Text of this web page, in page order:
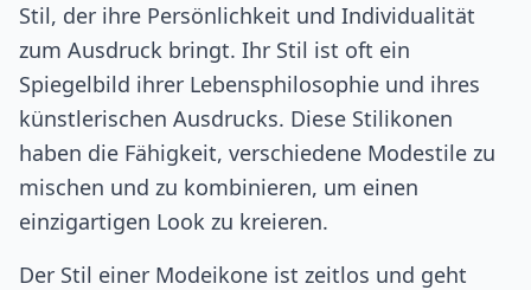
Stil, der ihre Persönlichkeit und Individualität
zum Ausdruck bringt. Ihr Stil ist oft ein
Spiegelbild ihrer Lebensphilosophie und ihres
künstlerischen Ausdrucks. Diese Stilikonen
haben die Fähigkeit, verschiedene Modestile zu
mischen und zu kombinieren, um einen
einzigartigen Look zu kreieren.
Der Stil einer Modeikone ist zeitlos und geht